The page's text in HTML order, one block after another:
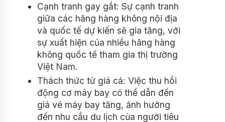
Cạnh tranh gay gắt: Sự cạnh tranh
giữa các hãng hàng không nội địa
và quốc tế dự kiến sẽ gia tăng, với
sự xuất hiện của nhiều hãng hàng
không quốc tế tham gia thị trường
Việt Nam.
Thách thức từ giá cả: Việc thu hồi
động cơ máy bay có thể dẫn đến
giá vé máy bay tăng, ảnh hưởng
đến nhu cầu du lịch của người tiêu